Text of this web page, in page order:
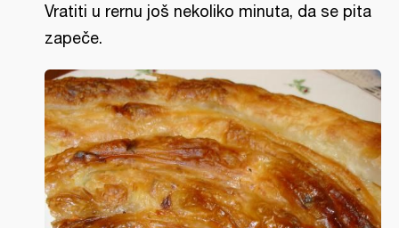
Vratiti u rernu još nekoliko minuta, da se pita
zapeče.